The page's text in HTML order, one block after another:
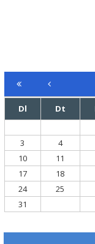
Dl Dt
3
4
10
11
17
18
24
25
31